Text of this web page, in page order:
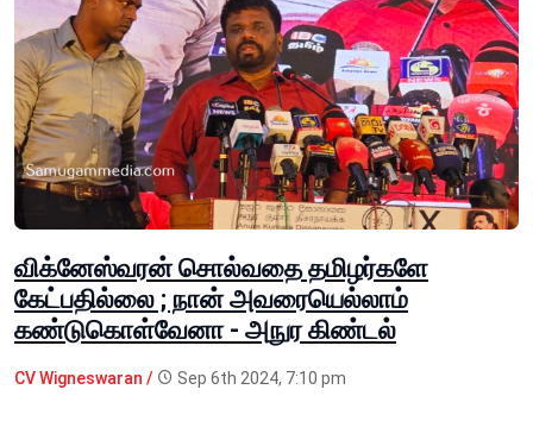
விக்னேஸ்வரன் சொல்வதை தமிழர்களே
கேட்பதில்லை ; நான் அவரையெல்லாம்
கண்டுகொள்வேனா - அநுர கிண்டல்
CV Wigneswaran / Sep 6th 2024, 7:10 pm